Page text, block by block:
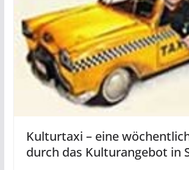
Kulturtaxi – eine
durch das Kulturangebot in